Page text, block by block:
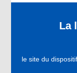
La
le site du